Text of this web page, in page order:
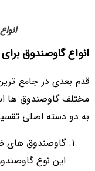
انواع گاوصندوق
قدم بعدی در جامع
مختلف گاوصندوق ها
به دو دسته اصلی
گاوصندوق
این نوع